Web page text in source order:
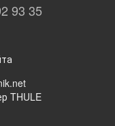
93 35
THULE